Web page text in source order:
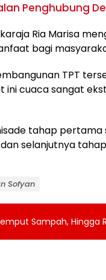
Penghubung
Ria Marisa
bagi
TPT
ini cuaca sangat
tahap
selanjutnya
Sofyan
Sampah, Hingga